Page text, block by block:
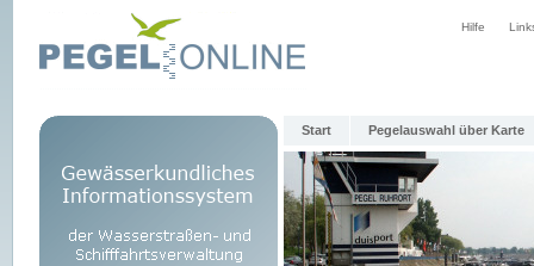
Hilfe
Start Pegelauswahl über Karte